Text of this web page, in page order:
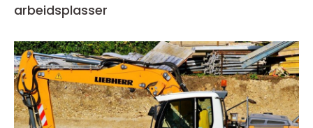
arbeidsplasser